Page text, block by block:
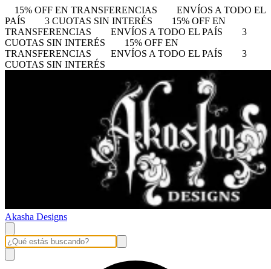
15% OFF EN TRANSFERENCIAS
ENVÍOS A TODO EL
PAÍS
3 CUOTAS SIN INTERÉS
15% OFF EN
TRANSFERENCIAS
ENVÍOS A TODO EL PAÍS
3
CUOTAS SIN INTERÉS
15% OFF EN
TRANSFERENCIAS
ENVÍOS A TODO EL PAÍS
3
CUOTAS SIN INTERÉS
Akasha Designs